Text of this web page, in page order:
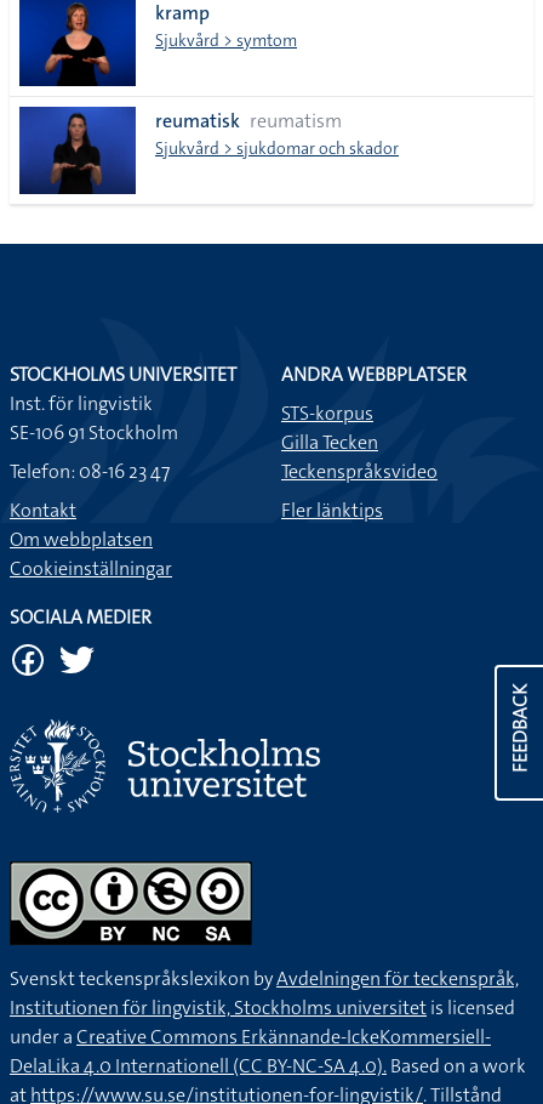
lista
kramp
Sjukvård > symtom
reumatisk reumatism
Sjukvård > sjukdomar och skador
FEEDBACK
STOCKHOLMS UNIVERSITET
Inst. för lingvistik
SE-106 91 Stockholm
Telefon: 08-16 23 47
Kontakt
Om webbplatsen
Cookieinställningar
ANDRA WEBBPLATSER
STS-korpus
Gilla Tecken
Teckenspråksvideo
Fler länktips
SOCIALA MEDIER
Svenskt teckenspråkslexikon byAvdelningen för teckenspråk,
Institutionen för lingvistik, Stockholms universitetis licensed
under aCreative Commons Erkännande-IckeKommersiell-
DelaLika 4.0 Internationell (CC BY-NC-SA 4.0).Based on a work
athttps://www.su.se/institutionen-for-lingvistik/. Tillstånd